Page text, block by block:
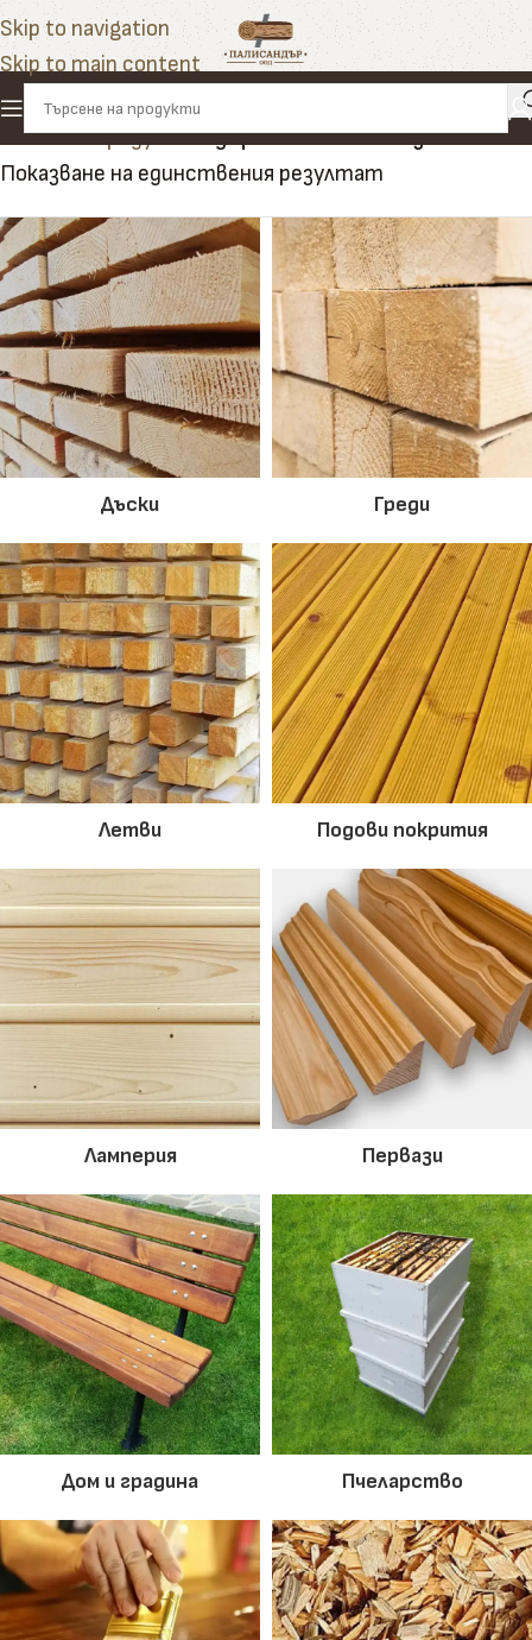
Skip to navigation
Skip to main content
Начало»Продукти»дървени елементи за пейки
Показване на единствения резултат
Дъски Греди
Летви Подови покрития
Ламперия Первази
Дом и градина Пчеларство